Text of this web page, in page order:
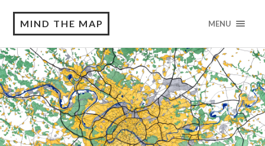
MIND THE MAP MENU